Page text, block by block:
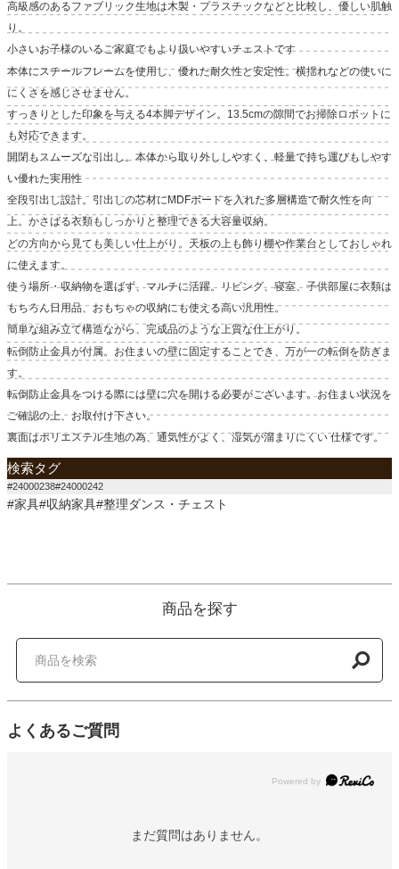
高級感のあるファブリック生地は木製・プラスチックなどと比較し、優しい肌触
り。
小さいお子様のいるご家庭でもより扱いやすいチェストです
本体にスチールフレームを使用し、優れた耐久性と安定性。横揺れなどの使いに
にくさを感じさせません。
すっきりとした印象を与える4本脚デザイン。13.5cmの隙間でお掃除ロボットに
も対応できます。
開閉もスムーズな引出し。本体から取り外ししやすく、軽量で持ち運びもしやす
い優れた実用性
全段引出し設計。引出しの芯材にMDFボードを入れた多層構造で耐久性を向
上。かさばる衣類もしっかりと整理できる大容量収納。
どの方向から見ても美しい仕上がり。天板の上も飾り棚や作業台としておしゃれ
に使えます。
使う場所・収納物を選ばず、マルチに活躍。リビング、寝室、子供部屋に衣類は
もちろん日用品、おもちゃの収納にも使える高い汎用性。
簡単な組み立て構造ながら、完成品のような上質な仕上がり。
転倒防止金具が付属。お住まいの壁に固定することでき、万が一の転倒を防ぎま
す。
転倒防止金具をつける際には壁に穴を開ける必要がございます。お住まい状況を
ご確認の上、お取付け下さい。
裏面はポリエステル生地の為、通気性がよく、湿気が溜まりにくい 仕様です。
検索タグ
#24000238#24000242
#家具#収納家具#整理ダンス・チェスト
商品を探す
よくあるご質問
Powered by
まだ質問はありません。